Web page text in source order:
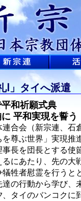
Ⅰ」タイへ派遣
和祈願式典
平和実現を誓う
合会（新宗連、石
を尊ぶ世界」実現
長を団長とする使
るにあたり、先の
犠牲者慰霊を行う
の行動から学び、
タイのバンコクに